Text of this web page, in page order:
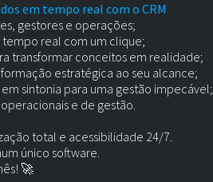
em tempo real com o CRM
gestores e operações;
real com um clique;
transformar conceitos em realidade;
estratégica ao seu alcance;
em sintonia para uma gestão impecável;
e de gestão.
total e acessibilidade 24/7.
único software.
🚀